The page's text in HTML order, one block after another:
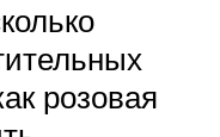
розовая